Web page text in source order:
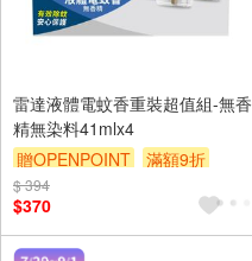
雷達液體電蚊香重裝超值組-無香
精無染料41mlx4
贈OPENPOINT
滿額9折
贈$200
$ 394
$370